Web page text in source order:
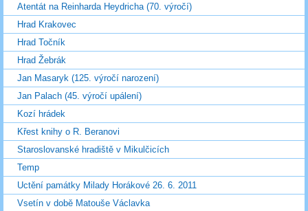
Atentát na Reinharda Heydricha (70. výročí)
Hrad Krakovec
Hrad Točník
Hrad Žebrák
Jan Masaryk (125. výročí narození)
Jan Palach (45. výročí upálení)
Kozí hrádek
Křest knihy o R. Beranovi
Staroslovanské hradiště v Mikulčicích
Temp
Uctění památky Milady Horákové 26. 6. 2011
Vsetín v době Matouše Václavka